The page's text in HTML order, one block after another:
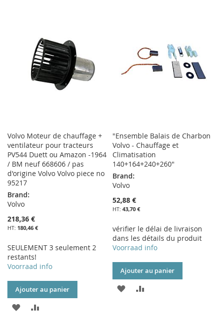
D’ENVIE
D’ENVIE
Volvo Moteur de chauffage +
ventilateur pour tracteurs
PV544 Duett ou Amazon -1964
/ BM neuf 668606 / pas
d'origine Volvo Volvo piece no
95217
Brand:
Volvo
218,36 €
180,46 €
SEULEMENT 3 seulement 2
restants!
Voorraad info
Ajouter au panier
AJOUTER
"Ensemble Balais de Charbon
Volvo - Chauffage et
Climatisation
140+164+240+260"
Brand:
Volvo
52,88 €
43,70 €
vérifier le délai de livraison
dans les détails du produit
Voorraad info
Ajouter au panier
AJOUTER